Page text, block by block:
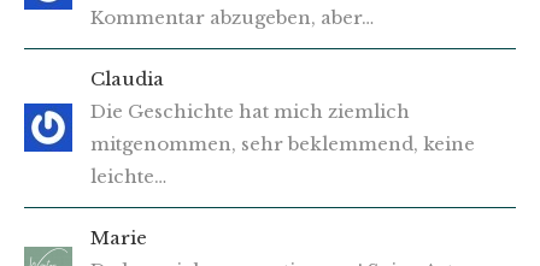
Kommentar abzugeben, aber…
Claudia
Die Geschichte hat mich ziemlich
mitgenommen, sehr beklemmend, keine
leichte…
Marie